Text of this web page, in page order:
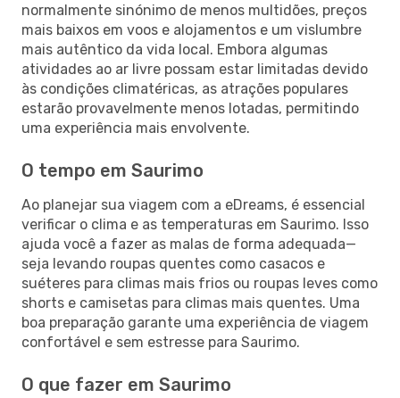
normalmente sinónimo de menos multidões, preços
mais baixos em voos e alojamentos e um vislumbre
mais autêntico da vida local. Embora algumas
atividades ao ar livre possam estar limitadas devido
às condições climatéricas, as atrações populares
estarão provavelmente menos lotadas, permitindo
uma experiência mais envolvente.
O tempo em Saurimo
Ao planejar sua viagem com a eDreams, é essencial
verificar o clima e as temperaturas em Saurimo. Isso
ajuda você a fazer as malas de forma adequada—
seja levando roupas quentes como casacos e
suéteres para climas mais frios ou roupas leves como
shorts e camisetas para climas mais quentes. Uma
boa preparação garante uma experiência de viagem
confortável e sem estresse para Saurimo.
O que fazer em Saurimo